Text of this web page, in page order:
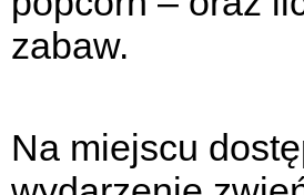
zabaw.
Na miejscu